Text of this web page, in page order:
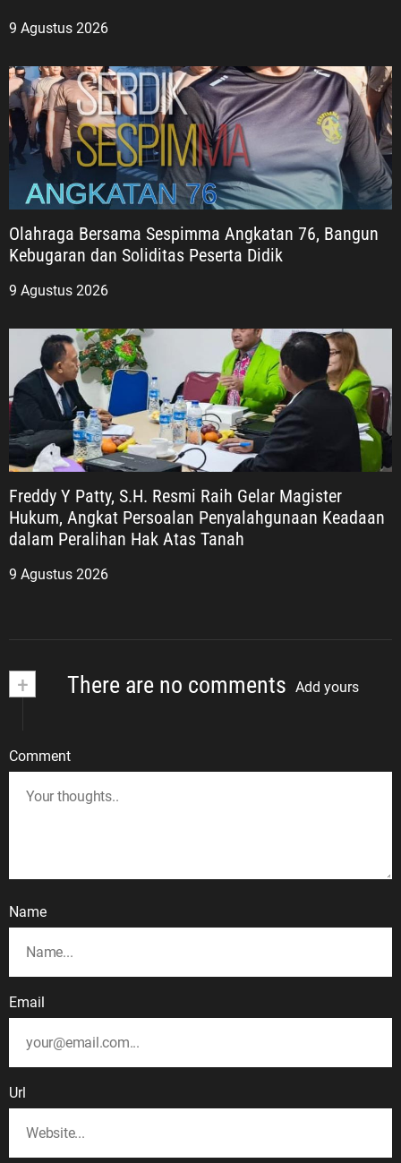
9 Agustus 2026
Olahraga Bersama Sespimma Angkatan 76, Bangun
Kebugaran dan Soliditas Peserta Didik
9 Agustus 2026
Freddy Y Patty, S.H. Resmi Raih Gelar Magister
Hukum, Angkat Persoalan Penyalahgunaan Keadaan
dalam Peralihan Hak Atas Tanah
9 Agustus 2026
+ There are no comments Add yours
Comment
Name
Email
Url